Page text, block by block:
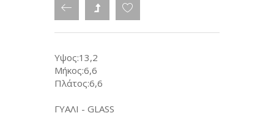
Υψος:13,2
Μήκος:6,6
Πλάτος:6,6
ΓΥΑΛΙ - GLASS